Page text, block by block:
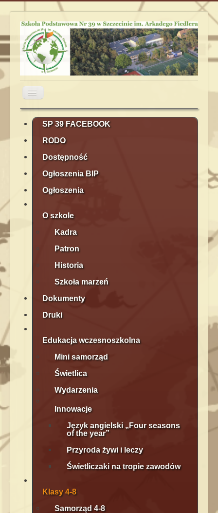
Przełącz
nawigację
Aktualności Obiady Plan lekcji
Terminarz
SP 39 FACEBOOK
RODO
Dostępność
Ogłoszenia BIP
Ogłoszenia
O szkole
Kadra
Patron
Historia
Szkoła marzeń
Dokumenty
Druki
Edukacja wczesnoszkolna
Mini samorząd
Świetlica
Wydarzenia
Innowacje
Język angielski „Four seasons
of the year”
Przyroda żywi i leczy
Świetliczaki na tropie zawodów
Klasy 4-8
Samorząd 4-8